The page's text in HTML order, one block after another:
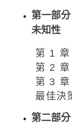
第一部
未知性
第 1
第 2
第 3
最佳決
第二部